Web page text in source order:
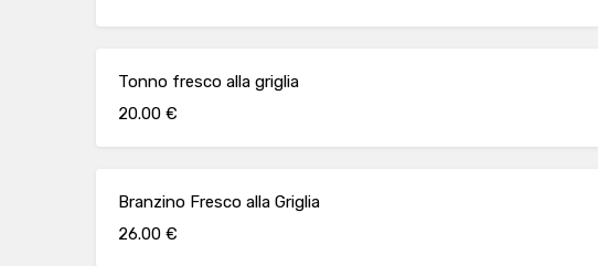
Tonno fresco alla griglia
20.00 €
Branzino Fresco alla Griglia
26.00 €